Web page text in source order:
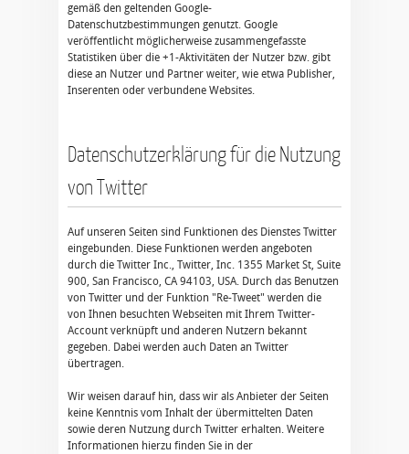
gemäß den geltenden Google-
Datenschutzbestimmungen genutzt. Google
veröffentlicht möglicherweise zusammengefasste
Statistiken über die +1-Aktivitäten der Nutzer bzw. gibt
diese an Nutzer und Partner weiter, wie etwa Publisher,
Inserenten oder verbundene Websites.
Datenschutzerklärung für die Nutzung
von Twitter
Auf unseren Seiten sind Funktionen des Dienstes Twitter
eingebunden. Diese Funktionen werden angeboten
durch die Twitter Inc., Twitter, Inc. 1355 Market St, Suite
900, San Francisco, CA 94103, USA. Durch das Benutzen
von Twitter und der Funktion "Re-Tweet" werden die
von Ihnen besuchten Webseiten mit Ihrem Twitter-
Account verknüpft und anderen Nutzern bekannt
gegeben. Dabei werden auch Daten an Twitter
übertragen.
Wir weisen darauf hin, dass wir als Anbieter der Seiten
keine Kenntnis vom Inhalt der übermittelten Daten
sowie deren Nutzung durch Twitter erhalten. Weitere
Informationen hierzu finden Sie in der